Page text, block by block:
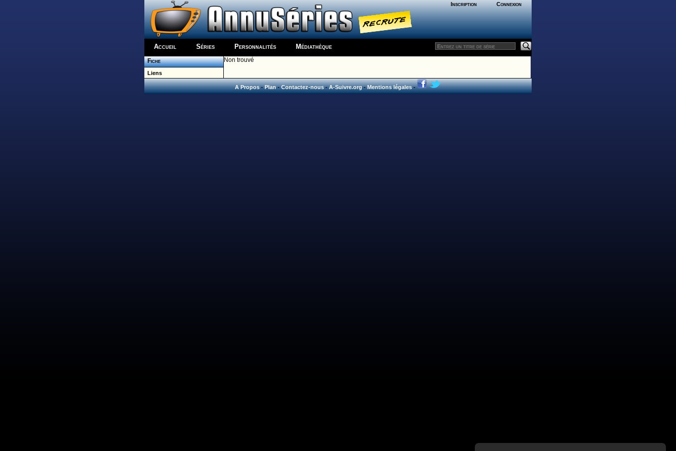
Inscription Connexion
Accueil Séries Personnalités Médiathèque
Fiche
Liens
Non trouvé
A Propos-Plan-Contactez-nous-A-Suivre.org-Mentions légales-